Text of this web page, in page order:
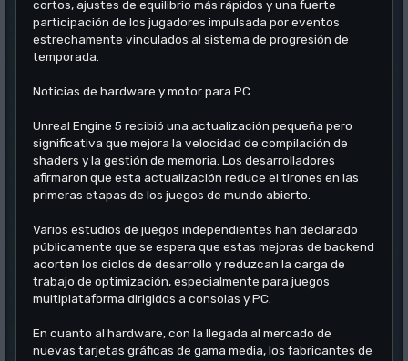
cortos, ajustes de equilibrio más rápidos y una fuerte
participación de los jugadores impulsada por eventos
estrechamente vinculados al sistema de progresión de
temporada.
Noticias de hardware y motor para PC
Unreal Engine 5 recibió una actualización pequeña pero
significativa que mejora la velocidad de compilación de
shaders y la gestión de memoria. Los desarrolladores
afirmaron que esta actualización reduce el tirones en las
primeras etapas de los juegos de mundo abierto.
Varios estudios de juegos independientes han declarado
públicamente que se espera que estas mejoras de backend
acorten los ciclos de desarrollo y reduzcan la carga de
trabajo de optimización, especialmente para juegos
multiplataforma dirigidos a consolas y PC.
En cuanto al hardware, con la llegada al mercado de
nuevas tarjetas gráficas de gama media, los fabricantes de